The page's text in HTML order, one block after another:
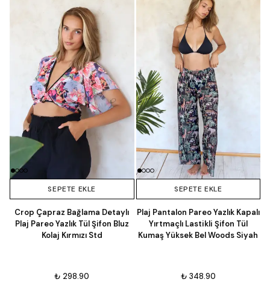
SEPETE EKLE
Crop Çapraz Bağlama Detaylı
Plaj Pareo Yazlık Tül Şifon Bluz
Kolaj Kırmızı Std
₺ 298.90
SEPETE EKLE
Plaj Pantalon Pareo Yazlık Kapalı
Yırtmaçlı Lastikli Şifon Tül
Kumaş Yüksek Bel Woods Siyah
₺ 348.90